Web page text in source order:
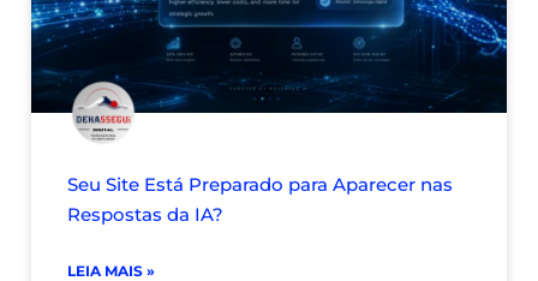
Seu Site Está Preparado para Aparecer nas
Respostas da IA?
LEIA MAIS »